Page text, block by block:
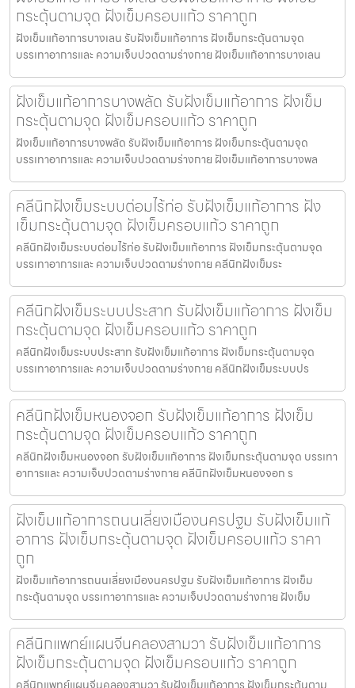
กระตุ้นตามจุด ฝังเข็มครอบแก้ว ราคาถูก
ฝังเข็มแก้อาการบางเลน รับฝังเข็มแก้อาการ ฝังเข็มกระตุ้นตามจุด
บรรเทาอาการและ ความเจ็บปวดตามร่างกาย ฝังเข็มแก้อาการบางเลน
ฝังเข็มแก้อาการบางพลัด รับฝังเข็มแก้อาการ ฝังเข็ม
กระตุ้นตามจุด ฝังเข็มครอบแก้ว ราคาถูก
ฝังเข็มแก้อาการบางพลัด รับฝังเข็มแก้อาการ ฝังเข็มกระตุ้นตามจุด
บรรเทาอาการและ ความเจ็บปวดตามร่างกาย ฝังเข็มแก้อาการบางพล
คลีนิกฝังเข็มระบบต่อมไร้ท่อ รับฝังเข็มแก้อาการ ฝัง
เข็มกระตุ้นตามจุด ฝังเข็มครอบแก้ว ราคาถูก
คลีนิกฝังเข็มระบบต่อมไร้ท่อ รับฝังเข็มแก้อาการ ฝังเข็มกระตุ้นตามจุด
บรรเทาอาการและ ความเจ็บปวดตามร่างกาย คลีนิกฝังเข็มระ
คลีนิกฝังเข็มระบบประสาท รับฝังเข็มแก้อาการ ฝังเข็ม
กระตุ้นตามจุด ฝังเข็มครอบแก้ว ราคาถูก
คลีนิกฝังเข็มระบบประสาท รับฝังเข็มแก้อาการ ฝังเข็มกระตุ้นตามจุด
บรรเทาอาการและ ความเจ็บปวดตามร่างกาย คลีนิกฝังเข็มระบบปร
คลีนิกฝังเข็มหนองจอก รับฝังเข็มแก้อาการ ฝังเข็ม
กระตุ้นตามจุด ฝังเข็มครอบแก้ว ราคาถูก
คลีนิกฝังเข็มหนองจอก รับฝังเข็มแก้อาการ ฝังเข็มกระตุ้นตามจุด บรรเทา
อาการและ ความเจ็บปวดตามร่างกาย คลีนิกฝังเข็มหนองจอก ร
ฝังเข็มแก้อาการถนนเลี่ยงเมืองนครปฐม รับฝังเข็มแก้
อาการ ฝังเข็มกระตุ้นตามจุด ฝังเข็มครอบแก้ว ราคา
ถูก
ฝังเข็มแก้อาการถนนเลี่ยงเมืองนครปฐม รับฝังเข็มแก้อาการ ฝังเข็ม
กระตุ้นตามจุด บรรเทาอาการและ ความเจ็บปวดตามร่างกาย ฝังเข็ม
คลีนิกแพทย์แผนจีนคลองสามวา รับฝังเข็มแก้อาการ
ฝังเข็มกระตุ้นตามจุด ฝังเข็มครอบแก้ว ราคาถูก